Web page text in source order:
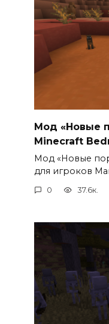
Мод «Новые
Minecraft
Мод «Новые
для игроков
0 37.6к.